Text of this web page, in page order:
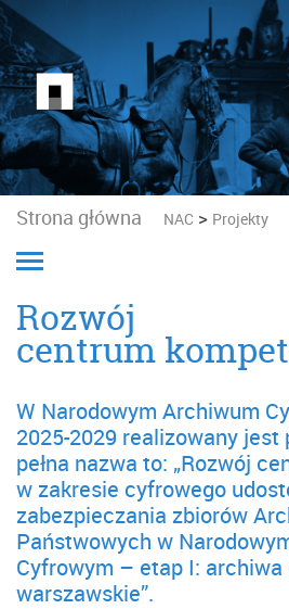
Strona główna NAC > Projekty
Rozwój
centrum
W Narodowym Archiwum
2025-2029 realizowany jest
pełna nazwa to: „Rozwój
w zakresie cyfrowego
zabezpieczania zbiorów
Państwowych w
Cyfrowym – etap I:
warszawskie”.